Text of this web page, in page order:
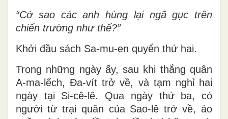
“Cớ sao các anh hùng lại ngã gục trên
chiến trường như thế?”
Khởi đầu sách Sa-mu-en quyển thứ hai.
Trong những ngày ấy, sau khi thắng quân
A-ma-lếch, Ða-vít trở về, và tạm nghỉ hai
ngày tại Si-cê-lê. Qua ngày thứ ba, có
người từ trại quân của Sao-lê trở về, áo